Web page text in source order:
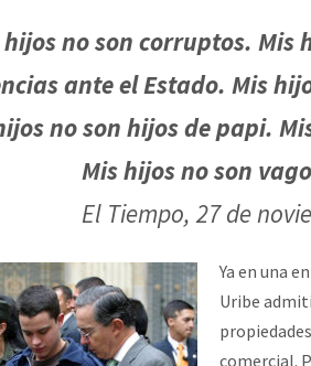
hijos no son corruptos. Mis
ante el Estado. Mis
no son hijos de papi.
Mis hijos no son
El Tiempo, 27 de
Ya en una
Uribe
comercial.